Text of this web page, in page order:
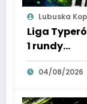
Lubuska
Liga
1 rundy…
04/08/2026